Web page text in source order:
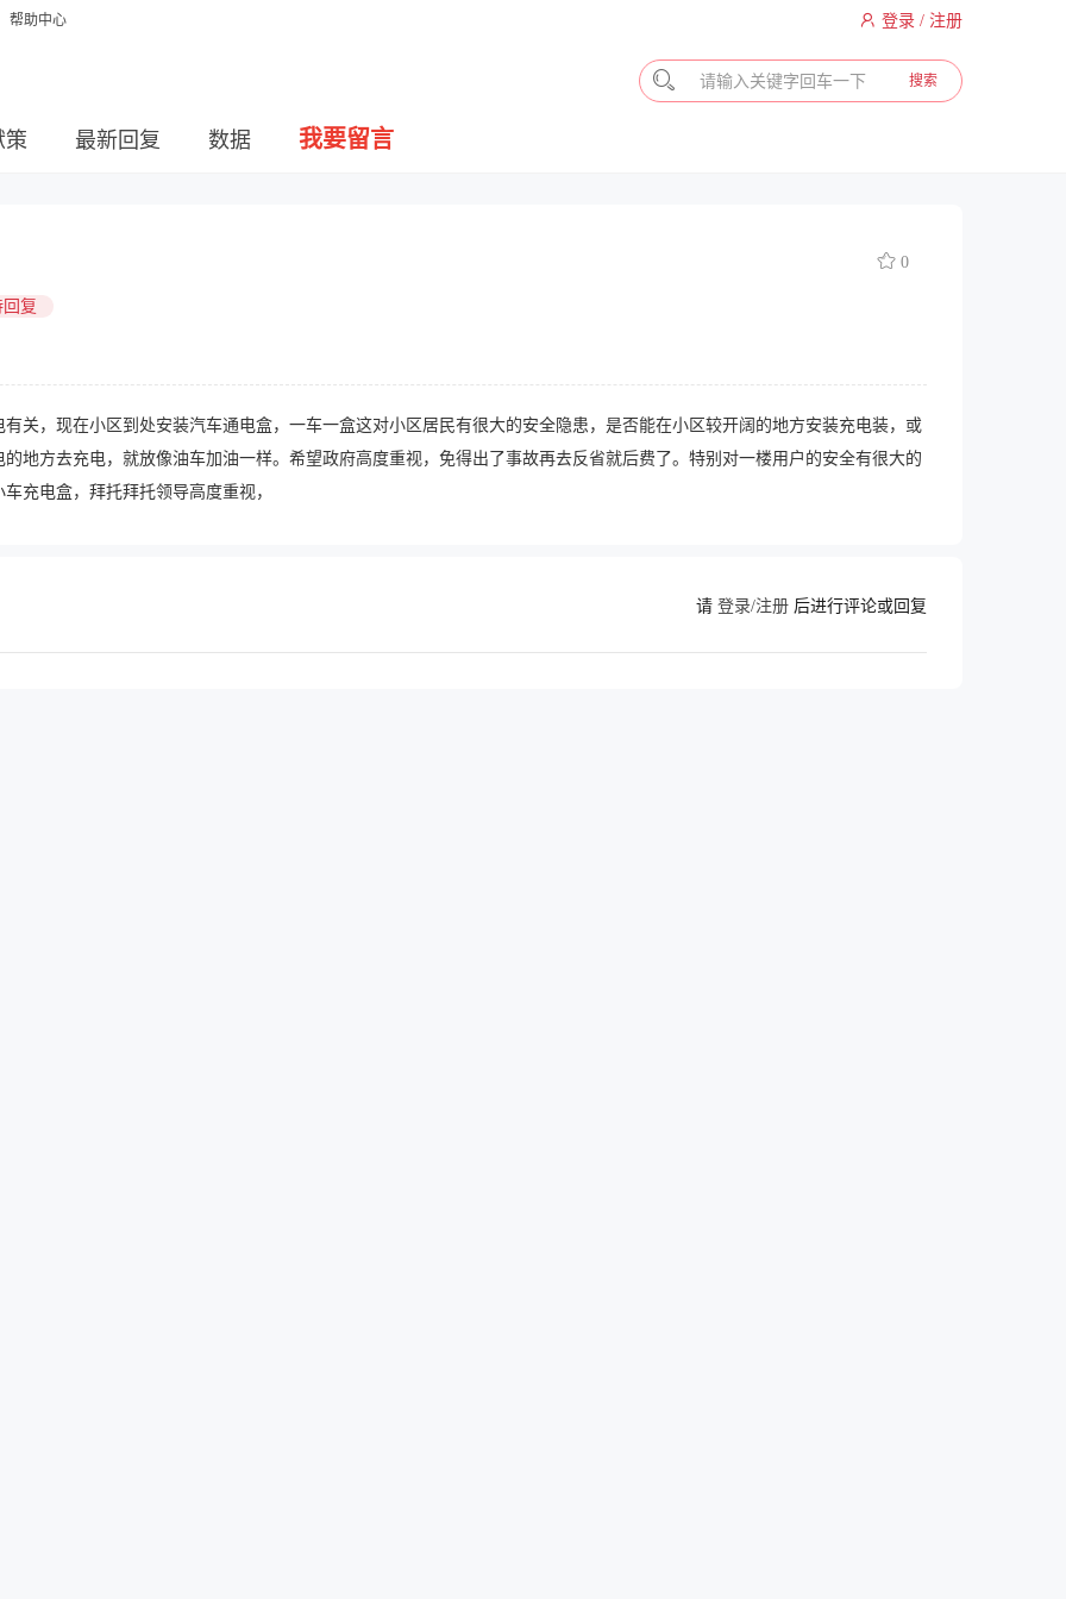
帮助中心 登录 / 注册
搜索
策 最新回复 数据 我要留言
0
回复
关，现在小区到处安装汽车通电盒，一车一盒这对小区居民有很大的安全隐患，是否能在小区较开阔的地方安装充电装，或
地方去充电，就放像油车加油一样。希望政府高度重视，免得出了事故再去反省就后费了。特别对一楼用户的安全有很大的
充电盒，拜托拜托领导高度重视，
请 登录/注册 后进行评论或回复